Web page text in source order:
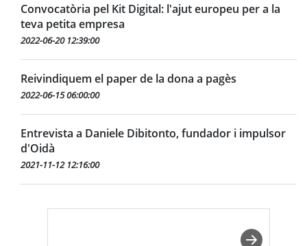
Convocatòria pel Kit Digital: l'ajut europeu per a la
teva petita empresa
2022-06-20 12:39:00
Reivindiquem el paper de la dona a pagès
2022-06-15 06:00:00
Entrevista a Daniele Dibitonto, fundador i impulsor
d'Oidà
2021-11-12 12:16:00